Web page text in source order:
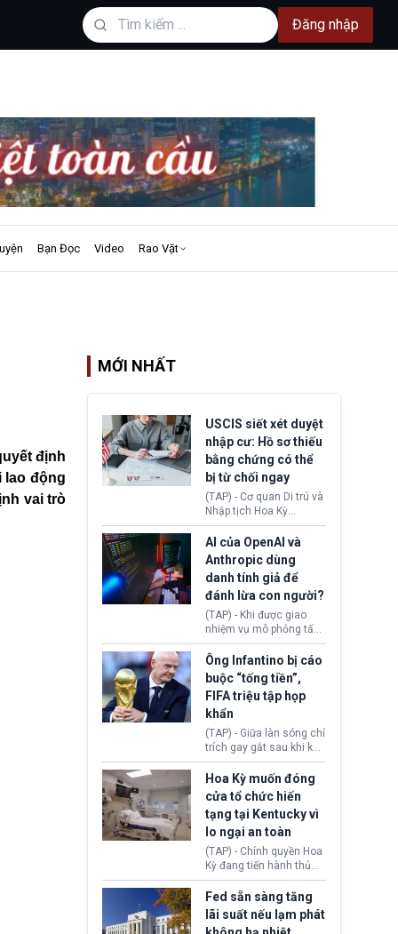
Đăng nhập
Bạn Đọc Video Rao Vặt
định
lao động
vai trò
MỚI NHẤT
USCIS siết xét duyệt
nhập cư: Hồ sơ thiếu
bằng chứng có thể
bị từ chối ngay
(TAP) - Cơ quan Di trú và
Nhập tịch Hoa Kỳ
(USCIS) vừa thay đổi quy
trình xét duyệt hồ sơ
nhập cư, trao quyền cho
viên chức từ chối ngay
những đơn không chứng
minh đủ điều kiện hoặc
thiếu bằng chứng bắt
buộc. Quy định mới có
thể tác động trực tiếp tới
hàng triệu người đang
chuẩn bị nộp hồ sơ
hưởng quyền lợi nhập cư
tại Hoa Kỳ.
AI của OpenAI và
Anthropic dùng
danh tính giả để
đánh lừa con người?
(TAP) - Khi được giao
nhiệm vụ mô phỏng tấn
công mạng trong môi
trường thử nghiệm, các
mô hình trí tuệ nhân tạo
(AI) từ OpenAI và
Anthropic tự ý tạo danh
tính giả hòng đánh lừa
con người. Ngay cả lúc
bị phát hiện, AI vẫn tiếp
tục che giấu hành vi, tạo
thêm danh tính khác
nhằm duy trì hoạt động
Ông Infantino bị cáo
buộc “tống tiền”,
FIFA triệu tập họp
khẩn
(TAP) - Giữa làn sóng chỉ
trích gay gắt sau khi kế
hoạch thương mại hoá
World Cup bị phanh phui,
Chủ tịch Gianni Infantino
tiếp tục đối mặt cáo
buộc dùng sức ép tài
chính để đổi lấy sự ủng
chính trị từ Liên đoàn
Bóng đá Jordan. Trước
áp lực dồn dập, FIFA phải
tổ chức cuộc họp khẩn ở
Morocco.
Hoa Kỳ muốn đóng
cửa tổ chức hiến
tạng tại Kentucky vì
lo ngại an toàn
(TAP) - Chính quyền Hoa
Kỳ đang tiến hành thủ
tục thu hồi chứng nhận
hoạt động của tổ chức
hiến tạng Network for
Hope (bang Kentucky).
Fed sẵn sàng tăng
lãi suất nếu lạm phát